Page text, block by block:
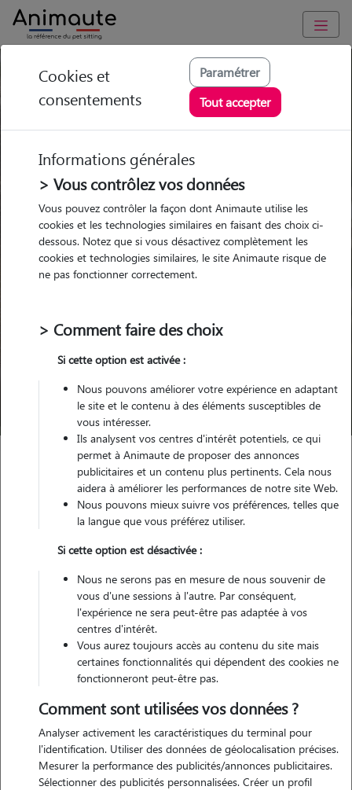
Pension chien Fuveau
Ou l'alternative Animaute
chez le Pet Sitter
chez le Pet Sitter
Promenades
Visites
Promenades
Visites
Ville
Pour quel animal ?
Trouver mon Pet Sitter
Garde d'animaux Pension chien Fuveau
Trouvez votre pension pour
chien à Fuveau
Testez Animaute pour la garde de votre
toutou
Grâce à son vaste réseau de dog sitters, Animaute vous permet
de trouver rapidement et facilement un gardien pour votre
Je découvre
Cookies et
consentements
Paramétrer
Tout accepter
Informations générales
> Vous contrôlez vos données
Vous pouvez contrôler la façon dont Animaute utilise les
cookies et les technologies similaires en faisant des choix ci-
dessous. Notez que si vous désactivez complètement les
cookies et technologies similaires, le site Animaute risque de
ne pas fonctionner correctement.
> Comment faire des choix
Si cette option est activée :
Nous pouvons améliorer votre expérience en adaptant
le site et le contenu à des éléments susceptibles de
vous intéresser.
Ils analysent vos centres d'intérêt potentiels, ce qui
permet à Animaute de proposer des annonces
publicitaires et un contenu plus pertinents. Cela nous
aidera à améliorer les performances de notre site Web.
Nous pouvons mieux suivre vos préférences, telles que
la langue que vous préférez utiliser.
Si cette option est désactivée :
Nous ne serons pas en mesure de nous souvenir de
vous d'une sessions à l'autre. Par conséquent,
l'expérience ne sera peut-être pas adaptée à vos
centres d'intérêt.
Vous aurez toujours accès au contenu du site mais
certaines fonctionnalités qui dépendent des cookies ne
fonctionneront peut-être pas.
Comment sont utilisées vos données ?
Analyser activement les caractéristiques du terminal pour
l'identification. Utiliser des données de géolocalisation précises.
Mesurer la performance des publicités/annonces publicitaires.
Sélectionner des publicités personnalisées. Créer un profil